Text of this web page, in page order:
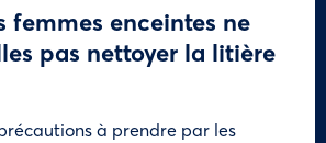
femmes enceintes ne
pas nettoyer la litière
à prendre par les